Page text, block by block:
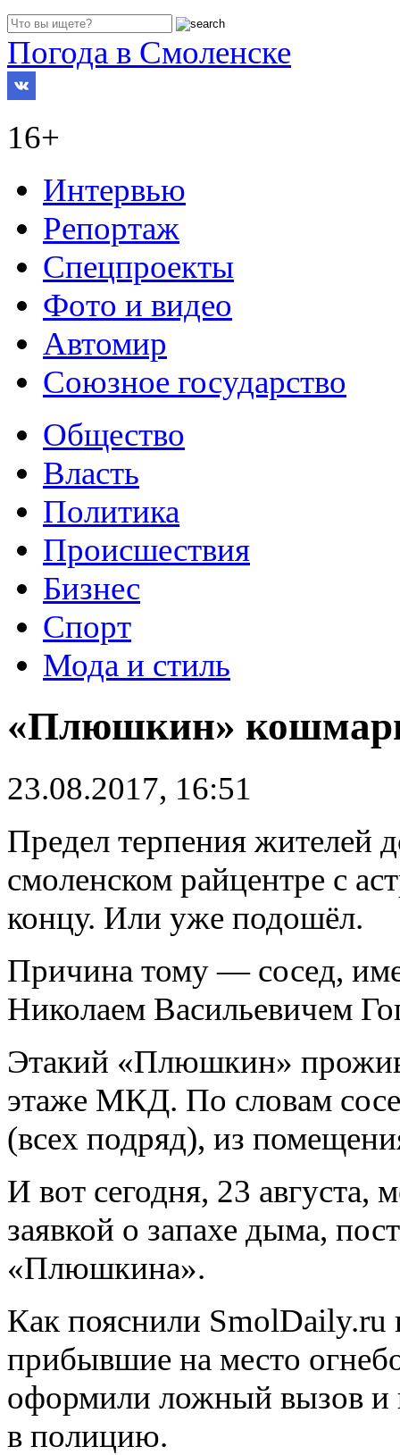
Погода в Смоленске
16+
Интервью
Репортаж
Спецпроекты
Фото и видео
Автомир
Союзное государство
Общество
Власть
Политика
Происшествия
Бизнес
Спорт
Мода и стиль
«Плюшкин»
23.08.2017, 16:51
Предел терпения жителей
смоленском райцентре с
концу. Или уже подошёл.
Причина тому — сосед,
Николаем Васильевичем
Этакий «Плюшкин»
этаже МКД. По словам
(всех подряд), из
И вот сегодня, 23
заявкой о запахе дыма,
«Плюшкина».
Как пояснили SmolDaily.ru
прибывшие на место
оформили ложный вызов
в полицию.